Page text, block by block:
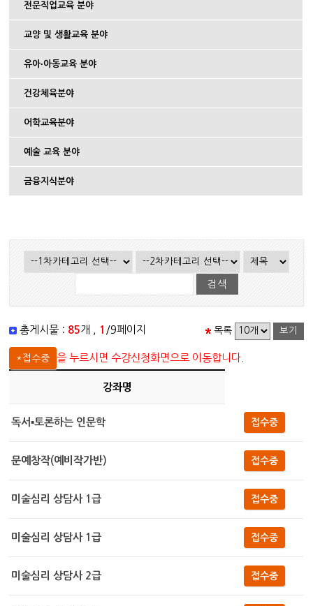
전문직업교육 분야
교양 및 생활교육 분야
유아∙아동교육 분야
건강체육분야
어학교육분야
예술 교육 분야
금융지식분야
총게시물 : 85개 , 1 /9페이지 목록
*접수중 을 누르시면 수강신청화면으로 이동합니다.
강좌명
독서▪토론하는 인문학 접수중
문예창작(예비작가반) 접수중
미술심리 상담사 1급 접수중
미술심리 상담사 1급 접수중
미술심리 상담사 2급 접수중